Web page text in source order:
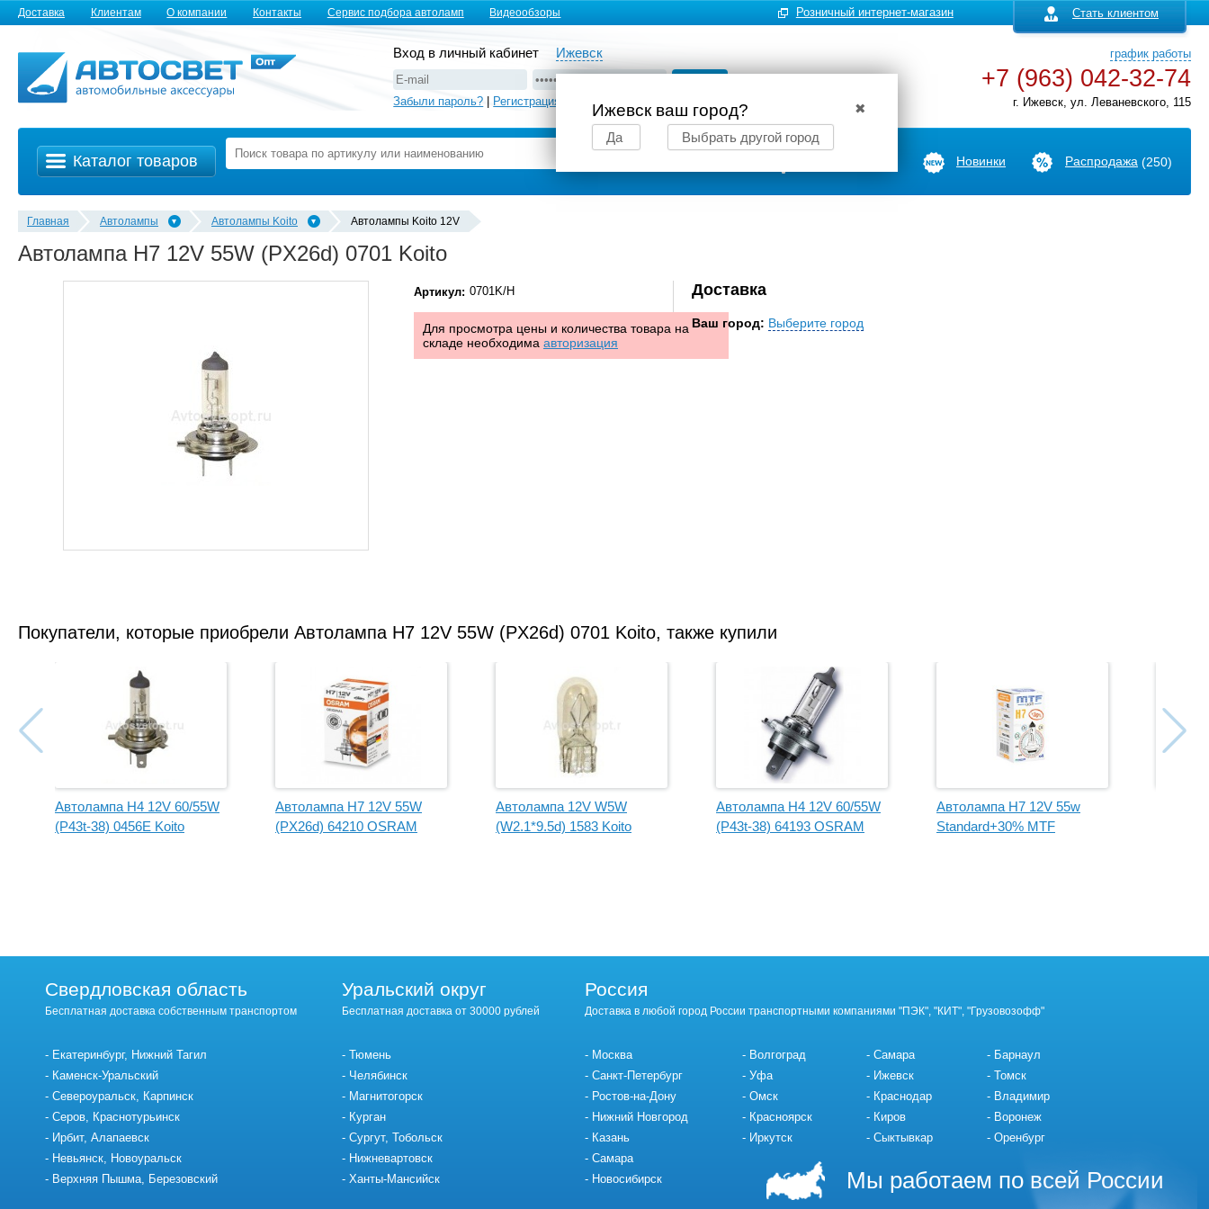
Доставка Клиентам О компании Контакты Сервис подбора автоламп Видеообзоры Стать клиентом
Розничный интернет-магазин
Вход в личный кабинет Ижевск
✖
Ижевск ваш город?
Да Выбрать другой город
Забыли пароль? Регистрация
график работы
+7 (963) 042-32-74
г. Ижевск, ул. Леваневского, 115
Каталог товаров Новинки Распродажа (250)
Главная Автолампы Автолампы Koito Автолампы Koito 12V
Автолампа H7 12V 55W (PX26d) 0701 Koito
Артикул: 0701K/H
Для просмотра цены и количества товара на
складе необходима авторизация
Доставка
Ваш город: Выберите город
Покупатели, которые приобрели Автолампа H7 12V 55W (PX26d) 0701 Koito, также купили
Автолампа H4 12V 60/55W
(P43t-38) 0456E Koito
Автолампа H7 12V 55W
(PX26d) 64210 OSRAM
Автолампа 12V W5W
(W2.1*9.5d) 1583 Koito
Автолампа H4 12V 60/55W
(P43t-38) 64193 OSRAM
Автолампа H7 12V 55w
Standard+30% MTF
Свердловская область
Бесплатная доставка собственным транспортом
Екатеринбург, Нижний Тагил
Каменск-Уральский
Североуральск, Карпинск
Серов, Краснотурьинск
Ирбит, Алапаевск
Невьянск, Новоуральск
Верхняя Пышма, Березовский
Уральский округ
Бесплатная доставка от 30000 рублей
Тюмень
Челябинск
Магнитогорск
Курган
Сургут, Тобольск
Нижневартовск
Ханты-Мансийск
Россия
Доставка в любой город России транспортными компаниями "ПЭК", "КИТ", "Грузовозофф"
Москва
Санкт-Петербург
Ростов-на-Дону
Нижний Новгород
Казань
Самара
Новосибирск
Волгоград
Уфа
Омск
Красноярск
Иркутск
Самара
Ижевск
Краснодар
Киров
Сыктывкар
Барнаул
Томск
Владимир
Воронеж
Оренбург
Мы работаем по всей России